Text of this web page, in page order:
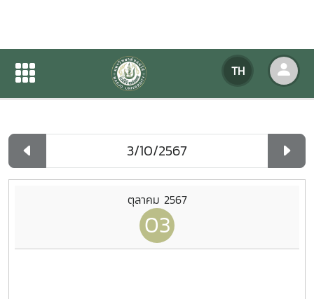
TH
ปฏิทินกิจกรรมของหน่วยงาน
ปฏิทินกิจกรรมของหน่วยงาน
ตุลาคม 2567
03